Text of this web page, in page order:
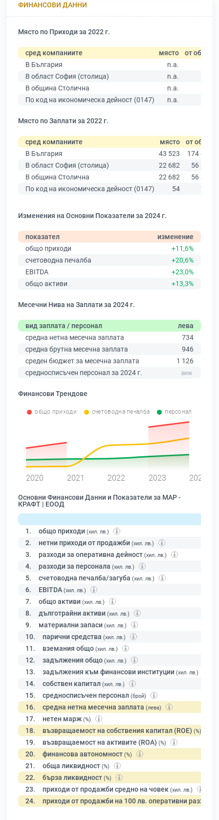
ФИНАНСОВИ ДАННИ
Място по Приходи за 2022 г.
сред компаниите място от общо
В България
n.a.
В област София (столица)
n.a.
В община Столична
n.a.
По код на икономическа дейност (0147)
n.a.
Място по Заплати за 2022 г.
сред компаниите място от общо
В България
43 523
174 403
В област София (столица)
22 682
56 378
В община Столична
22 682
56 378
По код на икономическа дейност (0147)
54 210
Изменения на Основни Показатели за 2024 г.
показател
изменение
общо приходи
+11,6%
счетоводна печалба
+20,6%
EBITDA
+23,0%
общо активи
+13,3%
Месечни Нива на Заплати за 2024 г.
вид заплата / персонал
лева
средна нетна месечна заплата
734
средна брутна месечна заплата
946
среден бюджет за месечна заплата
1 126
средносписъчен персонал за 2024 г.
Финансови Трендове
общо приходи счетоводна печалба персонал
2020 2021 2022 2023 2024
Основни Финансови Данни и Показатели за МАР -
КРАФТ | ЕООД
1. общо приходи (хил. лв.)
2. нетни приходи от продажби (хил. лв.)
3. разходи за оперативна дейност (хил. лв.)
4. разходи за персонала (хил. лв.)
5. счетоводна печалба/загуба (хил. лв.)
6. EBITDA (хил. лв.)
7. общо активи (хил. лв.)
8. дълготрайни активи (хил. лв.)
9. материални запаси (хил. лв.)
10. парични средства (хил. лв.)
11. вземания общо (хил. лв.)
12. задължения общо (хил. лв.)
13. задължения към финансови институции (хил. лв.)
14. собствен капитал (хил. лв.)
15. средносписъчен персонал (брой)
16. средна нетна месечна заплата (лева)
17. нетен марж (%)
18. възвращаемост на собствения капитал (ROE) (%)
19. възвращаемост на активите (ROA) (%)
20. финансова автономност (%)
21. обща ликвидност (%)
22. бърза ликвидност (%)
23. приходи от продажби средно на човек (хил. лв.)
24. приходи от продажби на 100 лв. оперативни разходи